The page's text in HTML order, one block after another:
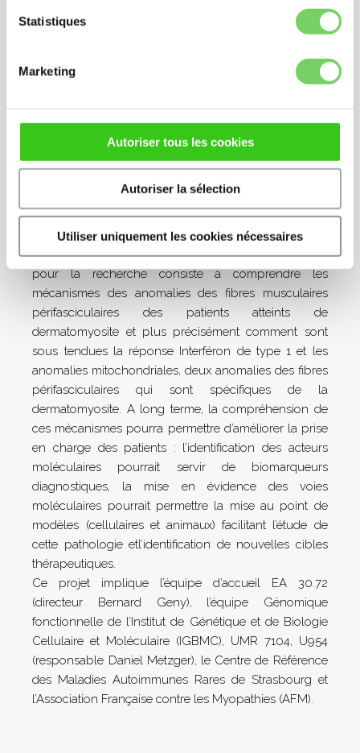
Statistiques
Marketing
Autoriser tous les cookies
Autoriser la sélection
Utiliser uniquement les cookies nécessaires
CHRU, Strasbourg :
abnormalities in patients with dermatomyositis».
Bourse en Immunologie
Alain Meyer est rhumatologue, MCUPH en
patients atteints de myopathie inflammatoire au sein
du Centre de Références des Maladies Auto-immunes
Rares de Strasbourg.
Le projet retenu par le Fonds de dotation CSL Behring
pour la recherche consiste à comprendre les
mécanismes des anomalies des fibres musculaires
périfasciculaires des patients atteints de
dermatomyosite et plus précisément comment sont
sous tendues la réponse Interféron de type 1 et les
anomalies mitochondriales, deux anomalies des fibres
périfasciculaires qui sont spécifiques de la
dermatomyosite. A long terme, la compréhension de
ces mécanismes pourra permettre d’améliorer la prise
en charge des patients : l’identification des acteurs
moléculaires pourrait servir de biomarqueurs
diagnostiques, la mise en évidence des voies
moléculaires pourrait permettre la mise au point de
modèles (cellulaires et animaux) facilitant l’étude de
cette pathologie etl’identification de nouvelles cibles
thérapeutiques.
Ce projet implique l’équipe d’accueil EA 30.72
(directeur Bernard Geny), l’équipe Génomique
fonctionnelle de l’Institut de Génétique et de Biologie
Cellulaire et Moléculaire (IGBMC), UMR 7104, U954
(responsable Daniel Metzger), le Centre de Référence
des Maladies Autoimmunes Rares de Strasbourg et
l’Association Française contre les Myopathies (AFM).